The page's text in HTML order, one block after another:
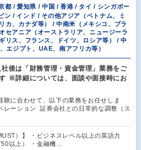
都 / 愛知県 / 中国 / 香港 / タイ / シンガポー
ン / インド / その他アジア（ベトナム、ミ
カ、カナダ等） / 中南米（メキシコ、ブラ
セアニア（オーストラリア、ニュージーラ
リス、フランス、ドイツ、ロシア等） / 中
エジプト、UAE、南アフリカ等）
社後は「財務管理・資金管理」業務をご
※詳細については、面談や面接時にお
験に合わせて、以下の業務をお任せしま
ーション 証券会社との日常的な調整（ス
）】 ・ビジネスレベル以上の英語力
以上） ・金融機…